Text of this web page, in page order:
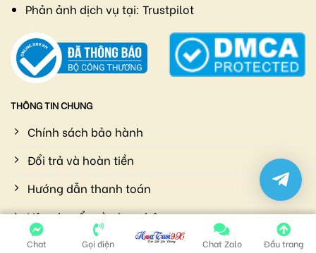
Phản ảnh dịch vụ tại: Trustpilot
THÔNG TIN CHUNG
Chính sách bảo hành
Đổi trả và hoàn tiền
Hướng dẫn thanh toán
Vận chuyển và giao nhận
Chính sách bảo mật
Chat Gọi điện Chat Zalo Đầu trang